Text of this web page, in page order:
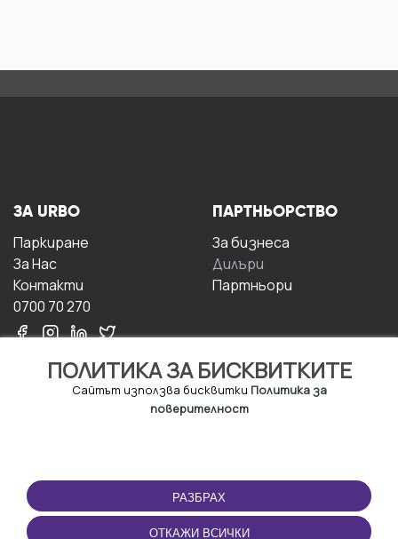
ПОЛИТИКА ЗА БИСКВИТКИТЕ
Сайтът използва бисквитки Политика за
поверителност
РАЗБРАХ
ОТКАЖИ ВСИЧКИ
ЗА URBO
Паркиране
За Hас
Контакти
0700 70 270
ПАРТНЬОРСТВО
За бизнесa
Дилъри
Партньори
ПОЛЗВАНЕ
Правила и условия за
ползване
ПРИЛОЖЕНИЕТО